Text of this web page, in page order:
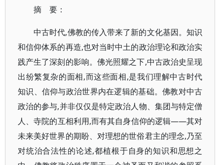
摘 要：
中古时代,佛教的传入带来了新的文化基因。知识
和信仰体系的再造,也对当时中土的政治理论和政治实
践产生了深刻的影响。佛光照耀之下,中古政治史呈现
出纷繁复杂的面相,而这些面相,是我们理解中古时代
知识、信仰与政治世界内在逻辑的基础。佛教对中古
政治的参与,并非仅仅是特定政治人物、集团与特定僧
人、寺院的互相利用,而有其自身信仰的逻辑——其对
未来美好世界的期盼、对理想的世俗君主的理念,乃至
对统治合法性的论述,都植根于自身的知识和思想之